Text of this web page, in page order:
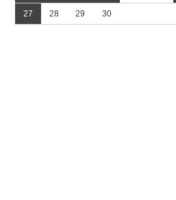
27 28 29 30